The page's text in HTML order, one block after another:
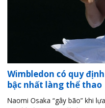
Wimbledon có quy
bậc nhất làng thể thao
Naomi Osaka “gây bão” khi